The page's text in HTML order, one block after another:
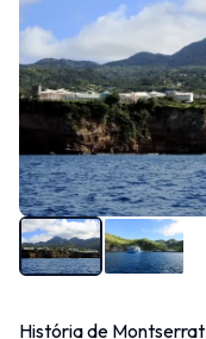
História de Montserrat